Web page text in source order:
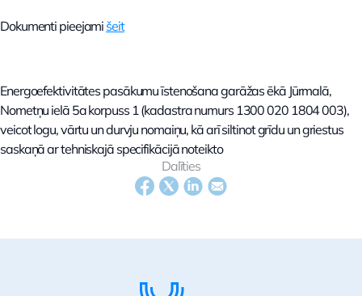
Dokumenti pieejami šeit
Energoefektivitātes pasākumu īstenošana garāžas ēkā Jūrmalā,
Nometņu ielā 5a korpuss 1 (kadastra numurs 1300 020 1804 003),
veicot logu, vārtu un durvju nomaiņu, kā arī siltinot grīdu un griestus
saskaņā ar tehniskajā specifikācijā noteikto
Dalīties